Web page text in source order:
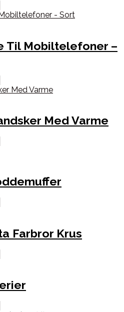
Til Mobiltelefoner –
Med Varme
Farbror Krus